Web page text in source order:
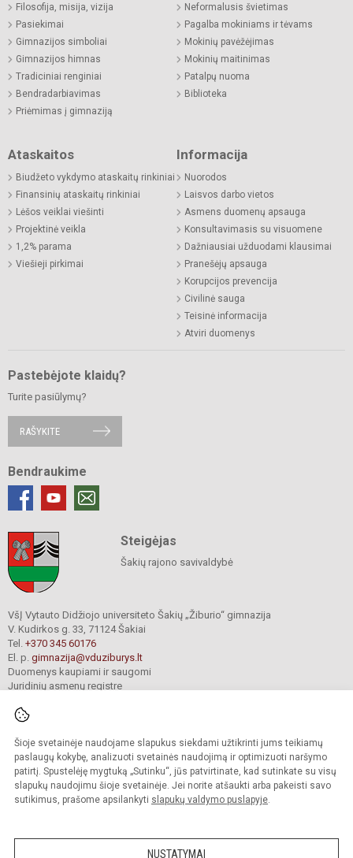
Šioje svetainėje naudojame slapukus siekdami užtikrinti jums teikiamų
paslaugų kokybę, analizuoti svetainės naudojimą ir optimizuoti naršymo
patirtį. Spustelėję mygtuką „Sutinku“, jūs patvirtinate, kad sutinkate su visų
slapukų naudojimu šioje svetainėje. Jei norite atšaukti arba pakeisti savo
sutikimus, prašome apsilankyti slapukų valdymo puslapyje.
NUSTATYMAI
Filosofija, misija, vizija
Pasiekimai
Gimnazijos simboliai
Gimnazijos himnas
Tradiciniai renginiai
Bendradarbiavimas
Priėmimas į gimnaziją
Neformalusis švietimas
Pagalba mokiniams ir tėvams
Mokinių pavėžėjimas
Mokinių maitinimas
Patalpų nuoma
Biblioteka
Ataskaitos
Biudžeto vykdymo ataskaitų rinkiniai
Finansinių ataskaitų rinkiniai
Lėšos veiklai viešinti
Projektinė veikla
1,2% parama
Viešieji pirkimai
Informacija
Nuorodos
Laisvos darbo vietos
Asmens duomenų apsauga
Konsultavimasis su visuomene
Dažniausiai užduodami klausimai
Pranešėjų apsauga
Korupcijos prevencija
Civilinė sauga
Teisinė informacija
Atviri duomenys
Pastebėjote klaidų?
Turite pasiūlymų?
RAŠYKITE
Bendraukime
Steigėjas
Šakių rajono savivaldybė
VšĮ Vytauto Didžiojo universiteto Šakių „Žiburio“ gimnazija
V. Kudirkos g. 33, 71124 Šakiai
Tel. +370 345 60176
El. p. gimnazija@vduziburys.lt
Duomenys kaupiami ir saugomi
Juridinių asmenų registre
© 2024. VDU Šakių „Žiburio“ gimnazija. Visos teisės saugomos.
Kopijuoti turinį be raštiško gimnazijos sutikimo griežtai draudžiama.